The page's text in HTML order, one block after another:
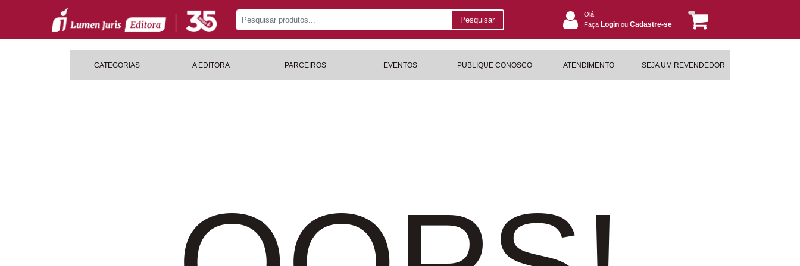
Pesquisar
Olá!
Faça Login ou Cadastre-se
CATEGORIAS A EDITORA PARCEIROS EVENTOS PUBLIQUE CONOSCO ATENDIMENTO SEJA UM REVENDEDOR